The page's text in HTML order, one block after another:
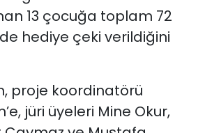
13 çocuğa toplam 72
hediye çeki verildiğini
proje koordinatörü
jüri üyeleri Mine Okur,